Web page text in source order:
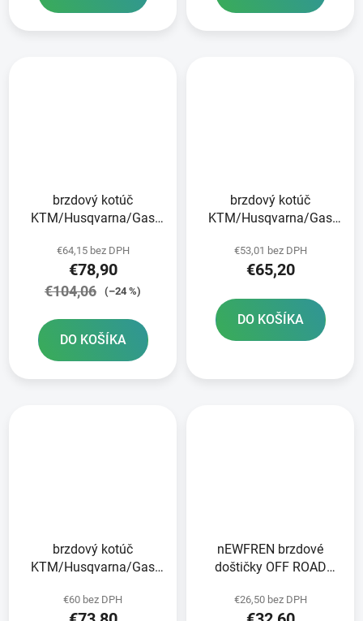
brzdový kotúč
KTM/Husqvarna/Gas
€64,15 bez DPH
€78,90
€104,06 (–24 %)
DO KOŠÍKA
brzdový kotúč
KTM/Husqvarna/Gas
€53,01 bez DPH
€65,20
DO KOŠÍKA
brzdový kotúč
KTM/Husqvarna/Gas
€60 bez DPH
nEWFREN brzdové
doštičky OFF ROAD
balení
€26,50 bez DPH